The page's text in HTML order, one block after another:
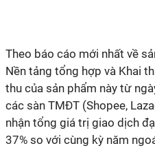
Theo báo cáo mới nhất về
Nền tảng tổng hợp và Khai
thu của sản phẩm này từ
các sàn TMĐT (Shopee,
nhận tổng giá trị giao dịch
37% so với cùng kỳ năm